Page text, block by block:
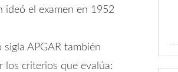
ideó el examen en 1952
APGAR también
los criterios que evalúa: